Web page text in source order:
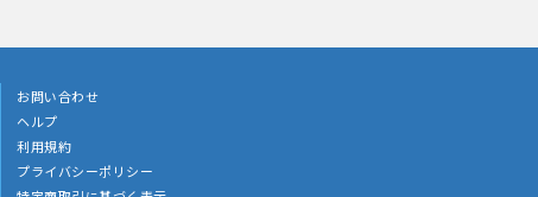
お問い合わせ
ヘルプ
利用規約
プライバシーポリシー